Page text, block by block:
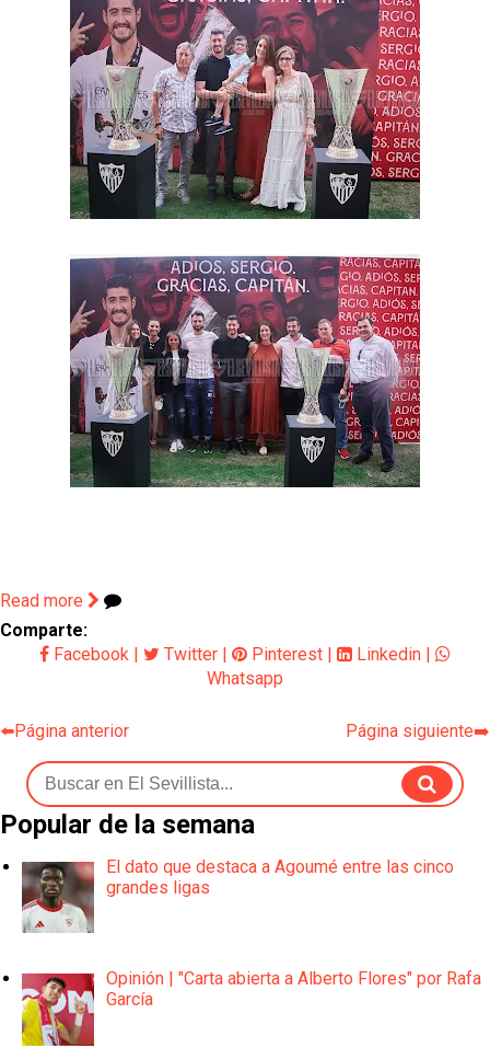
Read more
Comparte:
Facebook
Twitter Pinterest Linkedin
Whatsapp
⬅️Página anterior Página siguiente➡️
Popular de la semana
El dato que destaca a Agoumé entre las cinco
grandes ligas
Opinión | "Carta abierta a Alberto Flores" por Rafa
García